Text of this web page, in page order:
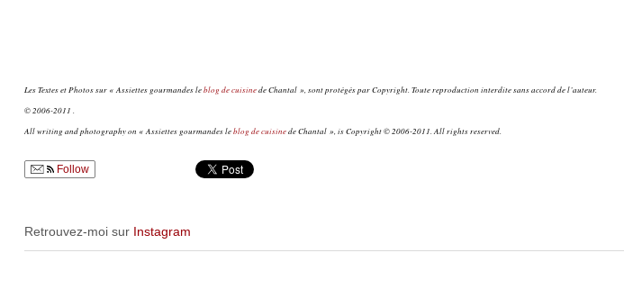
Les Textes et Photos sur « Assiettes gourmandes leblog de cuisinede Chantal », sont protégés par Copyright. Toute reproduction interdite sans accord de l’auteur.
© 2006-2011 .
All writing and photography on « Assiettes gourmandes leblog de cuisinede Chantal », is Copyright © 2006-2011. All rights reserved.
Follow
Retrouvez-moi sur Instagram